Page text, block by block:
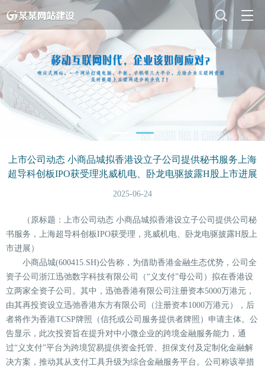
上市公司动态 小商品城拟香港设立子公司提供秘书服务上海
超导科创板IPO获受理兆威机电、卧龙电驱披露H股上市进展
2025-06-24
（原标题：上市公司动态 小商品城拟香港设立子公司提供公司秘
书服务，上海超导科创板IPO获受理，兆威机电、卧龙电驱披露H股上
市进展）
小商品城(600415.SH)公告称，为借助香港金融生态优势，公司全
资子公司浙江迅弛数字科技有限公司（“义支付”母公司）拟在香港设
立两家全资子公司。其中，迅弛香港有限公司注册资本5000万港元，
由其再投资设立迅弛香港东方有限公司（注册资本1000万港元），后
者将作为香港TCSP牌照（信托或公司服务提供者牌照）申请主体。公
告显示，此次投资旨在提升对中小微企业的跨境金融服务能力，通
过“义支付”平台为跨境贸易提供资金托管、担保支付及定制化金融解
决方案，推动其从支付工具升级为综合金融服务平台。公司称该举措